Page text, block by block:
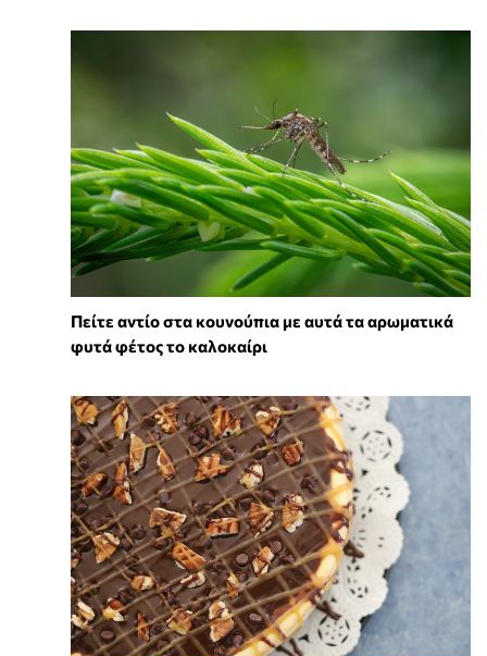
Πείτε αντίο στα κουνούπια με αυτά τα αρωματικά
φυτά φέτος το καλοκαίρι